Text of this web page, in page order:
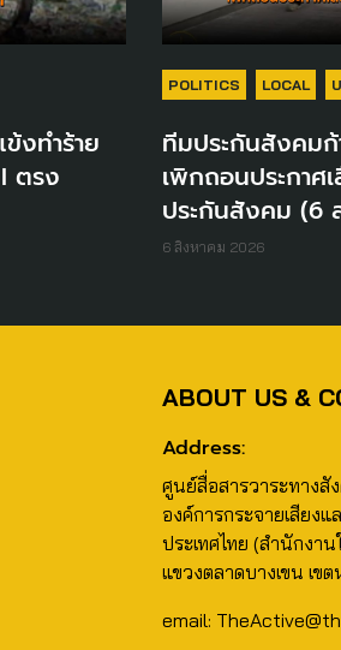
ข้งทำร้าย
ตรง
POLITICS LOCAL
ทีมประกันสังคม
เพิกถอนประกาศ
ประกันสังคม (6
6 สิงหาคม 2026
ABOUT US &
Address:
ศูนย์สื่อสารวาระทางสั
องค์การกระจายเสียง
ประเทศไทย (สำนักงา
แขวงตลาดบางเขน เข
email: